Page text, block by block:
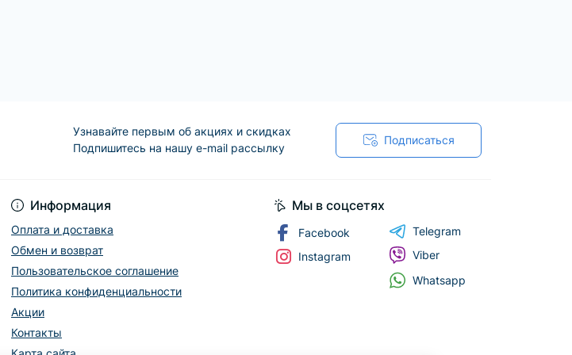
Узнавайте первым об акциях и скидках
Подпишитесь на нашу e-mail рассылку
Подписаться
Информация
Оплата и доставка
Обмен и возврат
Пользовательское соглашение
Политика конфиденциальности
Акции
Контакты
Мы в соцсетях
Facebook
Instagram
Telegram
Viber
Whatsapp